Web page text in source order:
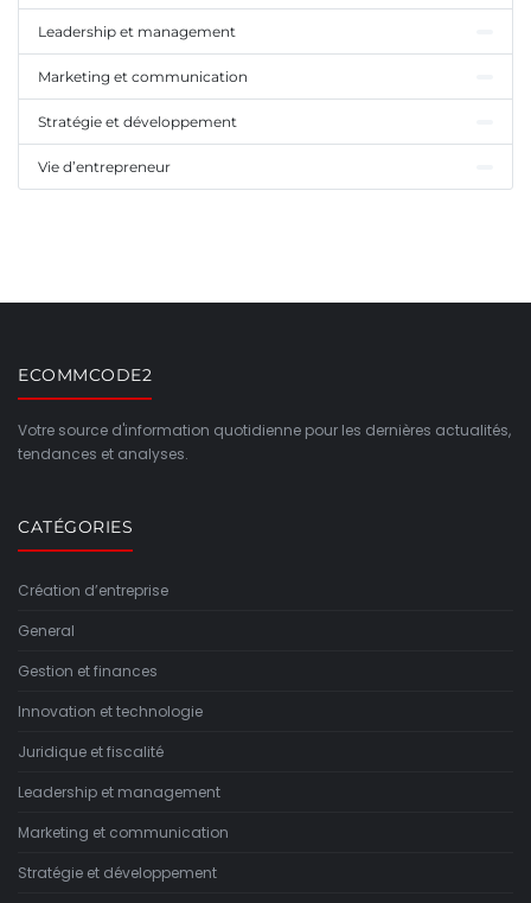
Leadership et management
Marketing et communication
Stratégie et développement
Vie d’entrepreneur
ECOMMCODE2
Votre source d'information quotidienne pour les dernières actualités,
tendances et analyses.
CATÉGORIES
Création d’entreprise
General
Gestion et finances
Innovation et technologie
Juridique et fiscalité
Leadership et management
Marketing et communication
Stratégie et développement